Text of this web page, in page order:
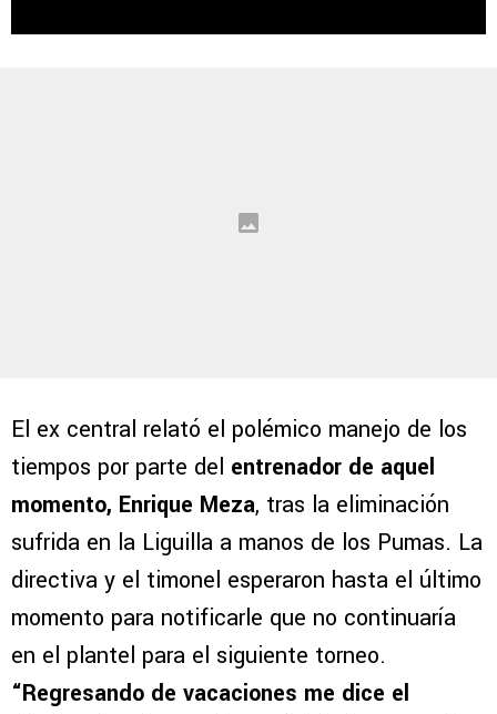
El ex central relató el polémico manejo de los
tiempos por parte del entrenador de aquel
momento, Enrique Meza, tras la eliminación
sufrida en la Liguilla a manos de los Pumas. La
directiva y el timonel esperaron hasta el último
momento para notificarle que no continuaría
en el plantel para el siguiente torneo.
“Regresando de vacaciones me dice el